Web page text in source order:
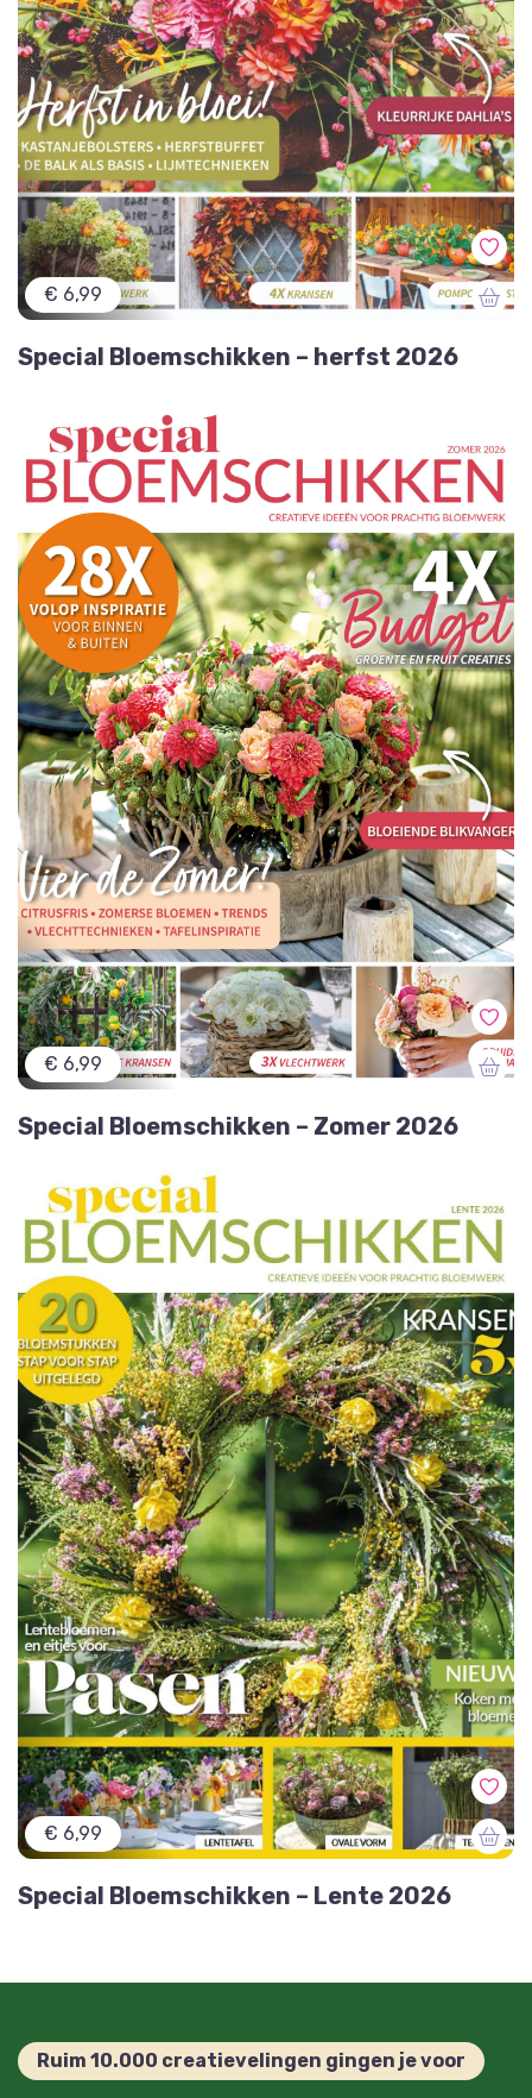
€ 6,99
Special Bloemschikken – herfst 2026
€ 6,99
Special Bloemschikken – Zomer 2026
€ 6,99
Special Bloemschikken – Lente 2026
Ruim 10.000 creatievelingen gingen je voor